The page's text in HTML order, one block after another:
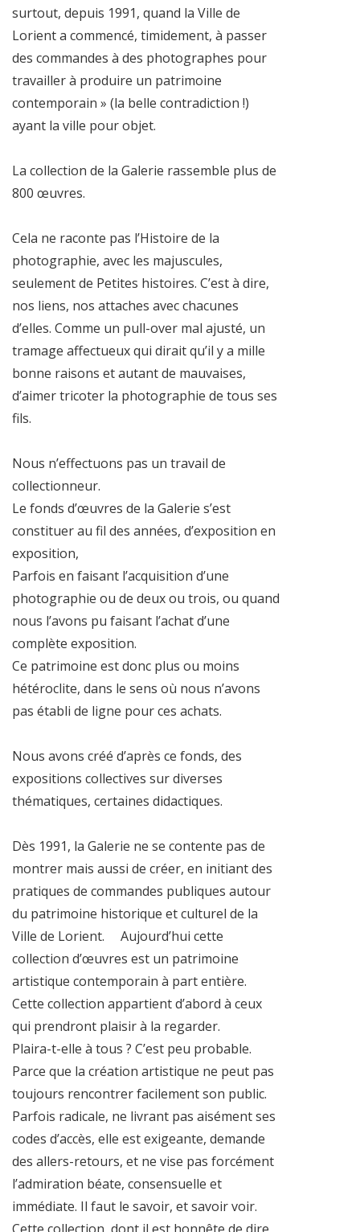
surtout, depuis 1991, quand la Ville de
Lorient a commencé, timidement, à passer
des commandes à des photographes pour
travailler à produire un patrimoine
contemporain » (la belle contradiction !)
ayant la ville pour objet.
La collection de la Galerie rassemble plus de
800 œuvres.
Cela ne raconte pas l’Histoire de la
photographie, avec les majuscules,
seulement de Petites histoires. C’est à dire,
nos liens, nos attaches avec chacunes
d’elles. Comme un pull-over mal ajusté, un
tramage affectueux qui dirait qu’il y a mille
bonne raisons et autant de mauvaises,
d’aimer tricoter la photographie de tous ses
fils.
Nous n’effectuons pas un travail de
collectionneur.
Le fonds d’œuvres de la Galerie s’est
constituer au fil des années, d’exposition en
exposition,
Parfois en faisant l’acquisition d’une
photographie ou de deux ou trois, ou quand
nous l’avons pu faisant l’achat d’une
complète exposition.
Ce patrimoine est donc plus ou moins
hétéroclite, dans le sens où nous n’avons
pas établi de ligne pour ces achats.
Nous avons créé d’après ce fonds, des
expositions collectives sur diverses
thématiques, certaines didactiques.
Dès 1991, la Galerie ne se contente pas de
montrer mais aussi de créer, en initiant des
pratiques de commandes publiques autour
du patrimoine historique et culturel de la
Ville de Lorient. Aujourd’hui cette
collection d’œuvres est un patrimoine
artistique contemporain à part entière.
Cette collection appartient d’abord à ceux
qui prendront plaisir à la regarder.
Plaira-t-elle à tous ? C’est peu probable.
Parce que la création artistique ne peut pas
toujours rencontrer facilement son public.
Parfois radicale, ne livrant pas aisément ses
codes d’accès, elle est exigeante, demande
des allers-retours, et ne vise pas forcément
l’admiration béate, consensuelle et
immédiate. Il faut le savoir, et savoir voir.
Cette collection, dont il est honnête de dire